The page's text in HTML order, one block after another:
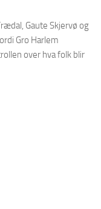
Gaute Skjervø og
Gro Harlem
over hva folk blir